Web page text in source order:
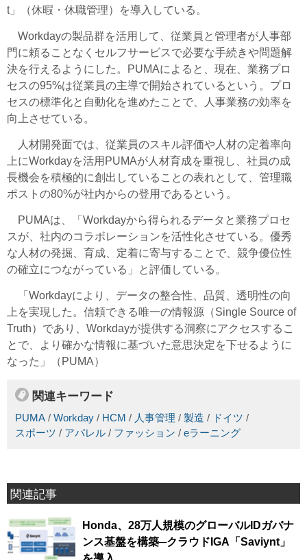
t」（休暇・休職管理）を導入している。
Workdayの製品群を活用して、従業員と管理者が人事部
門に頼ることなくセルフサービスで必要な手続きや問題解
決を行えるようにした。PUMAによると、現在、業務プロ
セスの95%は従業員の主導で開始されているという。プロ
セスの標準化と自動化を進めたことで、人事業務の効率を
向上させている。
人材開発面では、従業員のスキル評価や人材の定着率向
上にWorkdayを活用PUMAが人材育成を重視し、社員の成
長機会を積極的に創出していることの表れとして、管理職
ポストの80%が社内からの登用であるという。
PUMAは、「Workdayから得られるデータと業務プロセ
スが、社内のコラボレーションを活性化させている。優秀
な人材の発掘、育成、定着に寄与することで、競争優位性
の確立につながっている」と評価している。
「Workdayにより、データの整合性、品質、透明性の向
上を実現した。信頼できる唯一の情報源（Single Source of
Truth）であり、Workdayが提供する洞察にアクセスするこ
とで、より確かな情報に基づいた意思決定を下せるように
なった」（PUMA）
関連キーワード
PUMA / Workday / HCM / 人事管理 / 製造 / ドイツ /
スポーツ / アパレル / ファッション / eラーニング
関連記事
Honda、28万人規模のグローバルIDガバナ
ンス基盤を構築─クラウドIGA「Saviynt」